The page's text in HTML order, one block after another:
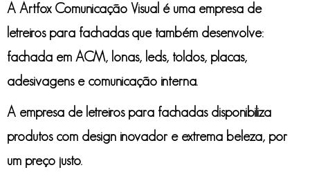
A Artfox Comunicação Visual é uma empresa de
letreiros para fachadasque também desenvolve:
fachada em ACM, lonas, leds, toldos, placas,
adesivagens e comunicação interna.
A empresa de letreiros para fachadasdisponibiliza
produtos com design inovador e extrema beleza, por
um preço justo.